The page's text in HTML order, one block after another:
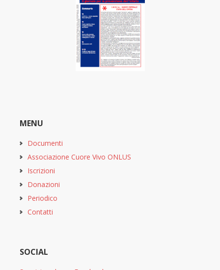
MENU
Documenti
Associazione Cuore Vivo ONLUS
Iscrizioni
Donazioni
Periodico
Contatti
SOCIAL